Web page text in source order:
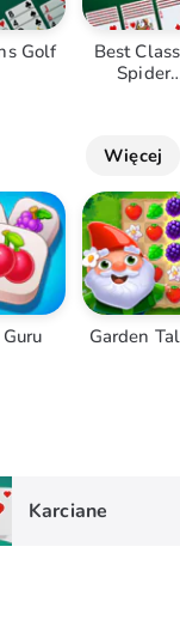
Golf
Best
Spider
Więcej
Garden
Karciane